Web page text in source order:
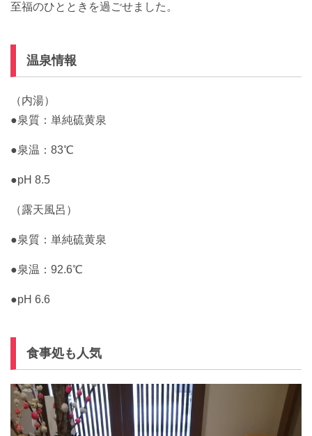
至福のひとときを過ごせました。
温泉情報
（内湯）
●泉質：単純硫黄泉
●泉温：83℃
●pH 8.5
（露天風呂）
●泉質：単純硫黄泉
●泉温：92.6℃
●pH 6.6
食事処も人気